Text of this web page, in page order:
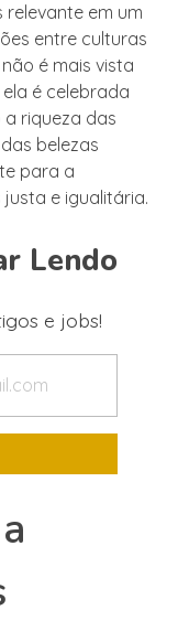
relevante em um
entre culturas
é mais vista
é celebrada
riqueza das
belezas
para a
e igualitária.
Lendo
e jobs!